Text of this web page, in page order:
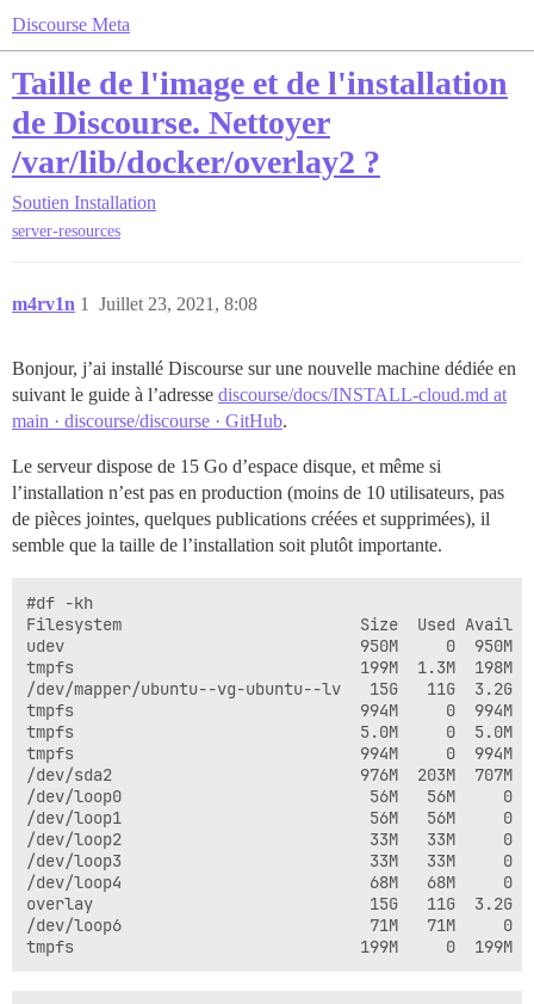
Discourse Meta
Taille de l'image et de l'installation
de Discourse. Nettoyer
/var/lib/docker/overlay2 ?
Soutien Installation
server-resources
m4rv1n Juillet 23, 2021, 8:08
1
Bonjour, j’ai installé Discourse sur une nouvelle machine dédiée en
suivant le guide à l’adresse discourse/docs/INSTALL-cloud.md at
main · discourse/discourse · GitHub.
Le serveur dispose de 15 Go d’espace disque, et même si
l’installation n’est pas en production (moins de 10 utilisateurs, pas
de pièces jointes, quelques publications créées et supprimées), il
semble que la taille de l’installation soit plutôt importante.
#df -kh
Filesystem                         Size  Used Avail
udev                               950M     0  950M
tmpfs                              199M  1.3M  198M
/dev/mapper/ubuntu--vg-ubuntu--lv   15G   11G  3.2G
tmpfs                              994M     0  994M
tmpfs                              5.0M     0  5.0M
tmpfs                              994M     0  994M
/dev/sda2                          976M  203M  707M
/dev/loop0                          56M   56M     0
/dev/loop1                          56M   56M     0
/dev/loop2                          33M   33M     0
/dev/loop3                          33M   33M     0
/dev/loop4                          68M   68M     0
overlay                             15G   11G  3.2G  78% /
/dev/loop6                          71M   71M     0